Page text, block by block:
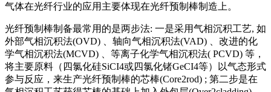
气体在光纤行业的应用主要体现在光纤预制棒制造上。
光纤预制棒制备最常用的是两步法: 一是采用气相沉积工艺, 如
外部气相沉积法(OVD) 、轴向气相沉积法(VAD) 、改进的化
学气相沉积法(MCVD) 、等离子化学气相沉积法( PCVD) 等，
将主要原料（四氯化硅SiCI4或四氯化锗GeCI4等）以气态形式
参与反应，来生产光纤预制棒的芯棒(Core2rod) ; 第二步是在